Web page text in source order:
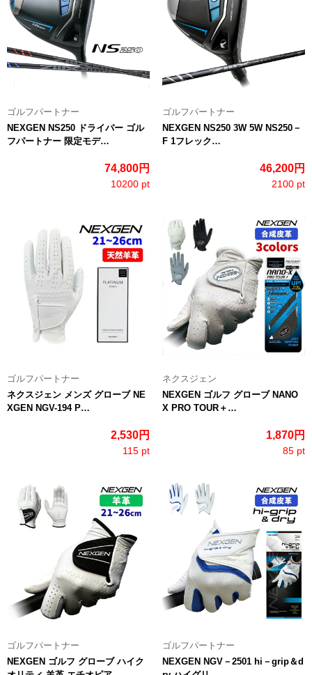
ゴルフパートナー
NEXGEN NS250 ドライバー ゴル
フパートナー 限定モデ…
74,800円
10200 pt
ゴルフパートナー
NEXGEN NS250 3W 5W NS250－
F 1フレック…
46,200円
2100 pt
ゴルフパートナー
ネクスジェン メンズ グローブ NE
XGEN NGV-194 P…
2,530円
115 pt
ネクスジェン
NEXGEN ゴルフ グローブ NANO
X PRO TOUR＋…
1,870円
85 pt
ゴルフパートナー
NEXGEN ゴルフ グローブ ハイク
ゴルフパートナー
NEXGEN NGV－2501 hi－grip＆d